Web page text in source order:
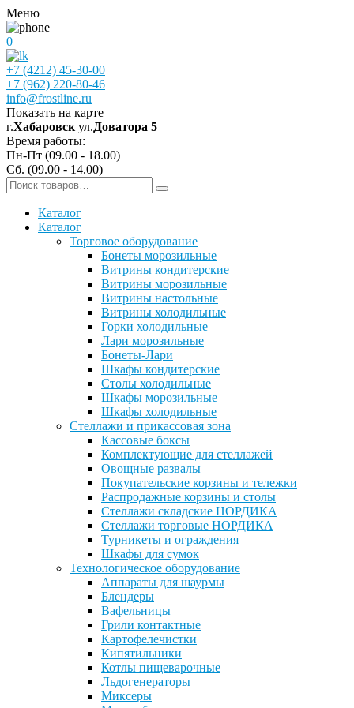
Меню
0
+7 (4212) 45-30-00
+7 (962) 220-80-46
info@frostline.ru
Показать на карте
г.Хабаровск ул.Доватора 5
Время работы:
Пн-Пт (09.00 - 18.00)
Сб. (09.00 - 14.00)
Каталог
Каталог
Торговое оборудование
Бонеты морозильные
Витрины кондитерские
Витрины морозильные
Витрины настольные
Витрины холодильные
Горки холодильные
Лари морозильные
Бонеты-Лари
Шкафы кондитерские
Столы холодильные
Шкафы морозильные
Шкафы холодильные
Стеллажи и прикассовая зона
Кассовые боксы
Комплектующие для стеллажей
Овощные развалы
Покупательские корзины и тележки
Распродажные корзины и столы
Стеллажи складские НОРДИКА
Стеллажи торговые НОРДИКА
Турникеты и ограждения
Шкафы для сумок
Технологическое оборудование
Аппараты для шаурмы
Блендеры
Вафельницы
Грили контактные
Картофелечистки
Кипятильники
Котлы пищеварочные
Льдогенераторы
Миксеры